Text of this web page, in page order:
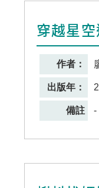
穿越星
作者：
出版年：
備註 -